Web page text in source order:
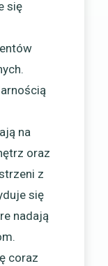
się
na
oraz
z
się
nadają
coraz